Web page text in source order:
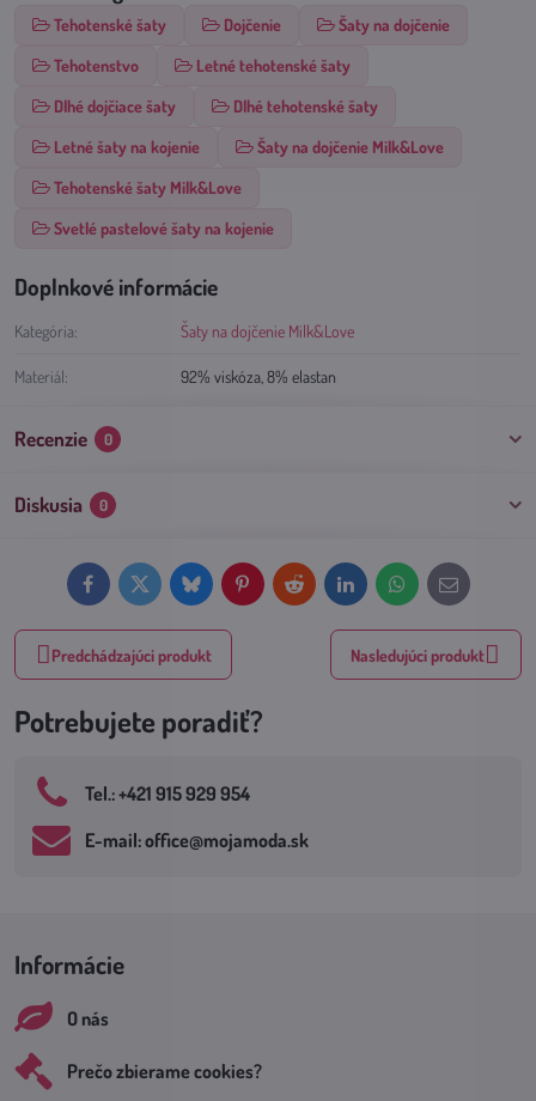
Tehotenské šaty Dojčenie
Šaty na dojčenie
Tehotenstvo
Letné tehotenské šaty
Dlhé dojčiace šaty
Dlhé tehotenské šaty
Letné šaty na kojenie
Šaty na dojčenie Milk&Love
Tehotenské šaty Milk&Love
Svetlé pastelové šaty na kojenie
Doplnkové informácie
Kategória: Šaty na dojčenie Milk&Love
Materiál: 92% viskóza, 8% elastan
Recenzie 0
Diskusia 0
FacebookTwitter BlueskyPinterestReddit LinkedInWhatsApp
E-
mail
Predchádzajúci produkt Nasledujúci produkt
Potrebujete poradiť?
Tel​.: +421 915 929 954
E-mail: office​@mojamoda​.sk
Informácie
O nás
Prečo zbierame cookies?